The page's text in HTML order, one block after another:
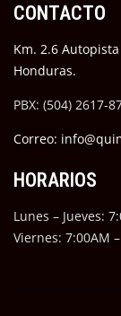
CONTACTO
Km. 2.6
Honduras.
PBX: (504) 2617-
Correo:
HORARIOS
Lunes – Jueves:
Viernes: 7:00AM